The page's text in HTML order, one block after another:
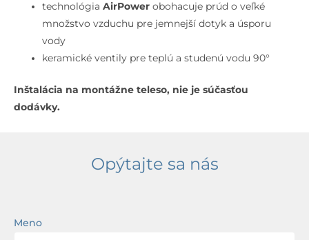
technológiaAirPower obohacuje prúd o veľké
množstvo vzduchu pre jemnejší dotyk a úsporu
vody
keramické ventily pre teplú a studenú vodu 90°
Inštalácia na montážne teleso, nie je súčasťou
dodávky.
Opýtajte sa nás
Meno